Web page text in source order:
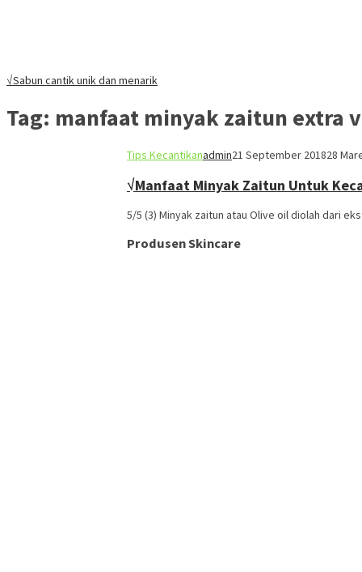
√Sabun cantik unik dan menarik
Tag: manfaat minyak zaitun extra
Tips Kecantikanadmin21 September 201828
√Manfaat Minyak Zaitun Untuk
5/5 (3) Minyak zaitun atau Olive oil diolah dari
Produsen Skincare